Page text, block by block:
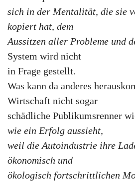
sich in der Mentalität, die sie
kopiert hat, dem
Aussitzen aller Probleme und
System wird nicht
in Frage gestellt.
Was kann da anderes
Wirtschaft nicht sogar
schädliche Publikumsrenner
wie ein Erfolg aussieht,
weil die Autoindustrie ihre
ökonomisch und
ökologisch fortschrittlichen